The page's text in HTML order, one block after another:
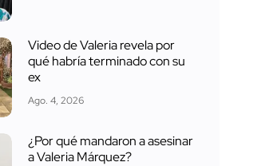
Video de Valeria revela por
qué habría terminado con su
ex
Ago. 4, 2026
¿Por qué mandaron a asesinar
a Valeria Márquez?